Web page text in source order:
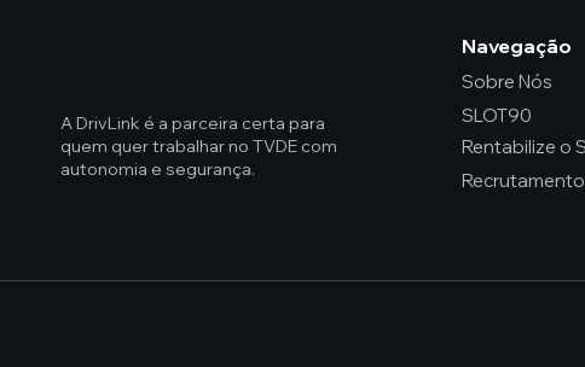
A DrivLink é a parceira certa para
quem quer trabalhar no TVDE com
autonomia e segurança.
Navegação
Sobre Nós
SLOT90
Recrutamento